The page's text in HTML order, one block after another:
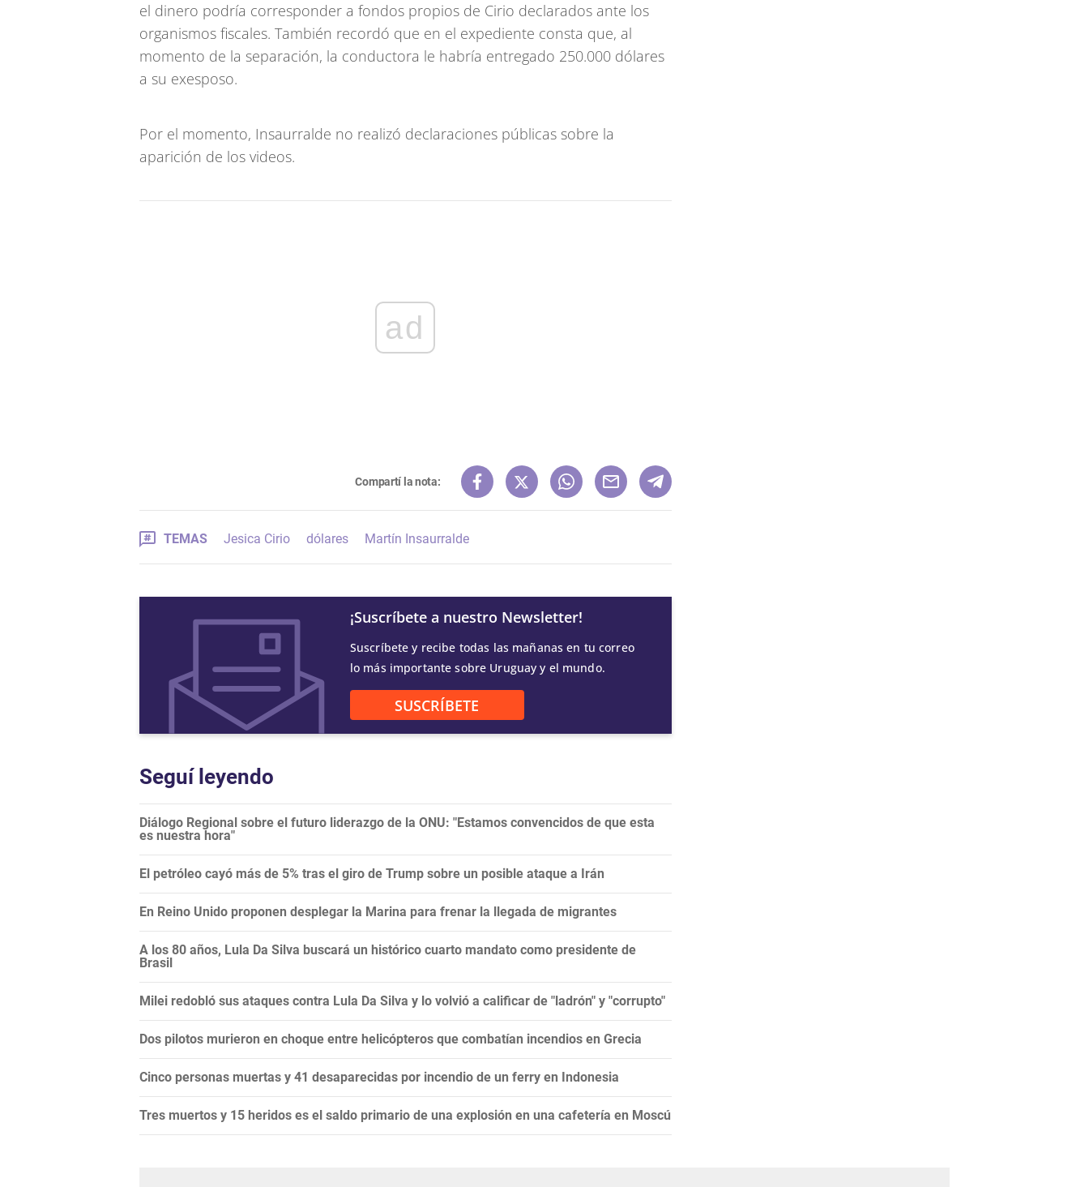
el dinero podría corresponder a fondos propios de Cirio declarados ante los
organismos fiscales. También recordó que en el expediente consta que, al
momento de la separación, la conductora le habría entregado 250.000 dólares
a su exesposo.
Por el momento, Insaurralde no realizó declaraciones públicas sobre la
aparición de los videos.
ad
Compartí la nota:
TEMAS Jesica Cirio dólares Martín Insaurralde
¡Suscríbete a nuestro Newsletter!
Suscríbete y recibe todas las mañanas en tu correo
lo más importante sobre Uruguay y el mundo.
SUSCRÍBETE
Seguí leyendo
Diálogo Regional sobre el futuro liderazgo de la ONU: "Estamos convencidos de que esta
es nuestra hora"
El petróleo cayó más de 5% tras el giro de Trump sobre un posible ataque a Irán
En Reino Unido proponen desplegar la Marina para frenar la llegada de migrantes
A los 80 años, Lula Da Silva buscará un histórico cuarto mandato como presidente de
Brasil
Milei redobló sus ataques contra Lula Da Silva y lo volvió a calificar de "ladrón" y "corrupto"
Dos pilotos murieron en choque entre helicópteros que combatían incendios en Grecia
Cinco personas muertas y 41 desaparecidas por incendio de un ferry en Indonesia
Tres muertos y 15 heridos es el saldo primario de una explosión en una cafetería en Moscú